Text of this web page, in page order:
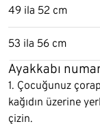
49 ila 52 cm
53 ila 56 cm
Ayakkabı
1. Çocuğunuz
kağıdın üzerine
çizin.